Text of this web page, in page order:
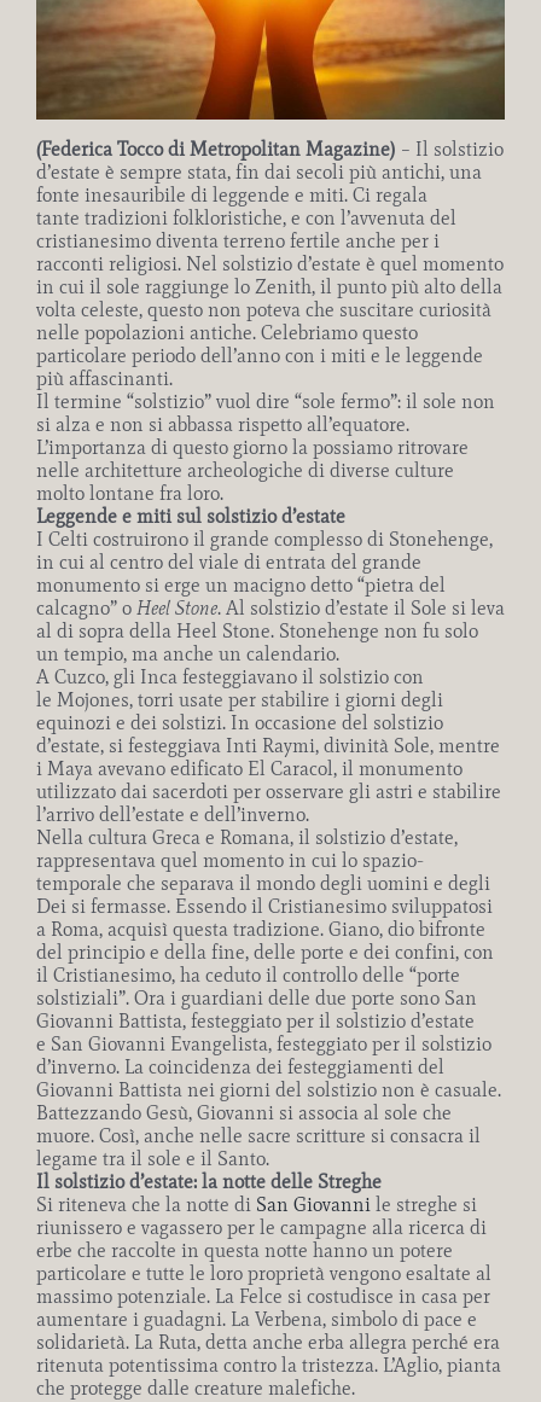
(Federica Tocco di Metropolitan Magazine) – Il solstizio
d’estate è sempre stata, fin dai secoli più antichi, una
fonte inesauribile di leggende e miti. Ci regala
tante tradizioni folkloristiche, e con l’avvenuta del
cristianesimo diventa terreno fertile anche per i
racconti religiosi. Nel solstizio d’estate è quel momento
in cui il sole raggiunge lo Zenith, il punto più alto della
volta celeste, questo non poteva che suscitare curiosità
nelle popolazioni antiche. Celebriamo questo
particolare periodo dell’anno con i miti e le leggende
più affascinanti.
Il termine “solstizio” vuol dire “sole fermo”: il sole non
si alza e non si abbassa rispetto all’equatore.
L’importanza di questo giorno la possiamo ritrovare
nelle architetture archeologiche di diverse culture
molto lontane fra loro.
Leggende e miti sul solstizio d’estate
I Celti costruirono il grande complesso di Stonehenge,
in cui al centro del viale di entrata del grande
monumento si erge un macigno detto “pietra del
calcagno” o Heel Stone. Al solstizio d’estate il Sole si leva
al di sopra della Heel Stone. Stonehenge non fu solo
un tempio, ma anche un calendario.
A Cuzco, gli Inca festeggiavano il solstizio con
le Mojones, torri usate per stabilire i giorni degli
equinozi e dei solstizi. In occasione del solstizio
d’estate, si festeggiava Inti Raymi, divinità Sole, mentre
i Maya avevano edificato El Caracol, il monumento
utilizzato dai sacerdoti per osservare gli astri e stabilire
l’arrivo dell’estate e dell’inverno.
Nella cultura Greca e Romana, il solstizio d’estate,
rappresentava quel momento in cui lo spazio-
temporale che separava il mondo degli uomini e degli
Dei si fermasse. Essendo il Cristianesimo sviluppatosi
a Roma, acquisì questa tradizione. Giano, dio bifronte
del principio e della fine, delle porte e dei confini, con
il Cristianesimo, ha ceduto il controllo delle “porte
solstiziali”. Ora i guardiani delle due porte sono San
Giovanni Battista, festeggiato per il solstizio d’estate
e San Giovanni Evangelista, festeggiato per il solstizio
d’inverno. La coincidenza dei festeggiamenti del
Giovanni Battista nei giorni del solstizio non è casuale.
Battezzando Gesù, Giovanni si associa al sole che
muore. Così, anche nelle sacre scritture si consacra il
legame tra il sole e il Santo.
Il solstizio d’estate: la notte delle Streghe
Si riteneva che la notte di San Giovanni le streghe si
riunissero e vagassero per le campagne alla ricerca di
erbe che raccolte in questa notte hanno un potere
particolare e tutte le loro proprietà vengono esaltate al
massimo potenziale. La Felce si costudisce in casa per
aumentare i guadagni. La Verbena, simbolo di pace e
solidarietà. La Ruta, detta anche erba allegra perché era
ritenuta potentissima contro la tristezza. L’Aglio, pianta
che protegge dalle creature malefiche.